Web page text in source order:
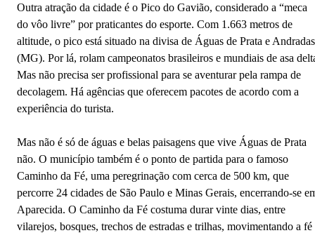
Outra atração da cidade é o Pico do Gavião, considerado a “meca
do vôo livre” por praticantes do esporte. Com 1.663 metros de
altitude, o pico está situado na divisa de Águas de Prata e Andradas
(MG). Por lá, rolam campeonatos brasileiros e mundiais de asa
Mas não precisa ser profissional para se aventurar pela rampa de
decolagem. Há agências que oferecem pacotes de acordo com a
experiência do turista.
Mas não é só de águas e belas paisagens que vive Águas de Prata
não. O município também é o ponto de partida para o famoso
Caminho da Fé, uma peregrinação com cerca de 500 km, que
percorre 24 cidades de São Paulo e Minas Gerais, encerrando-se
Aparecida. O Caminho da Fé costuma durar vinte dias, entre
vilarejos, bosques, trechos de estradas e trilhas, movimentando a fé